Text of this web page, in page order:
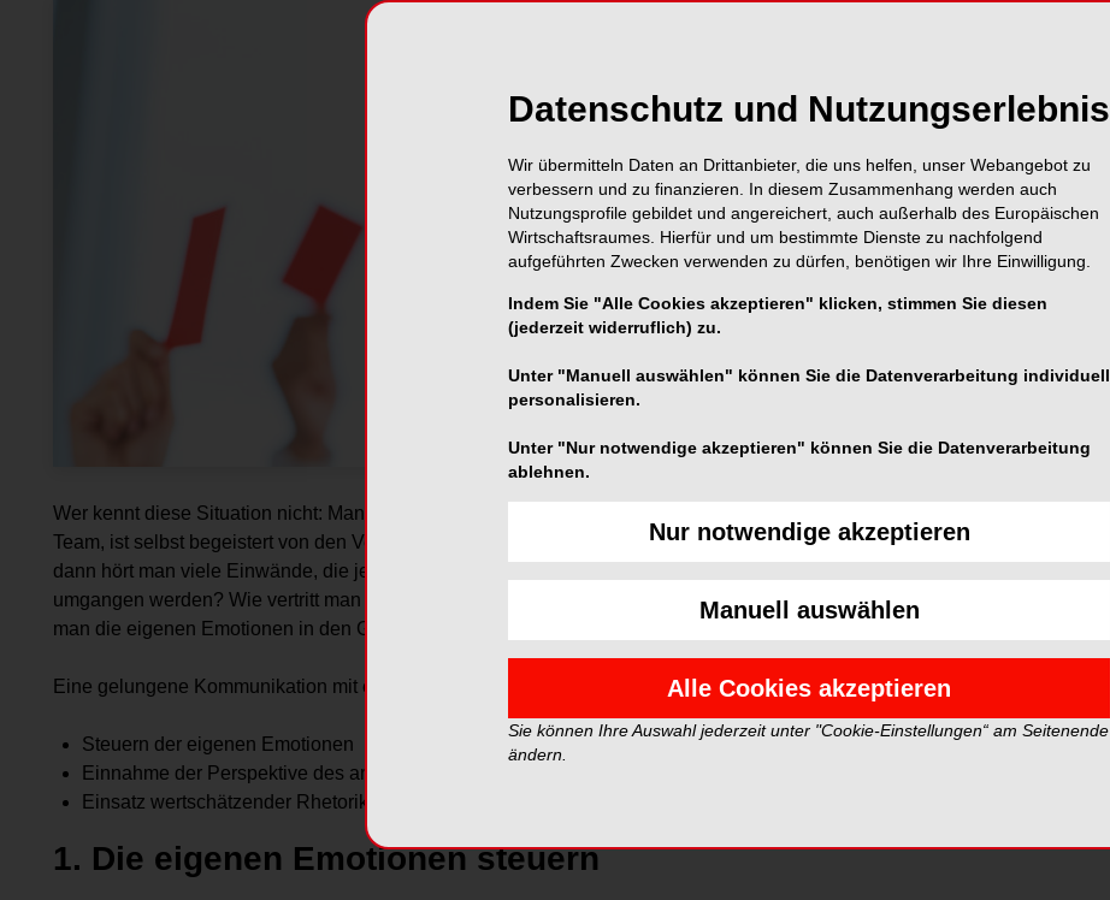
Wer kennt diese Situation nicht: Man hat als Praxisinhaber eine neue Idee, weiß um deren Vorteile für das ganze
Team, ist selbst begeistert von den Verbesserungen, die damit einhergehen, und stellt diese überzeugt vor. Doch
dann hört man viele Einwände, die jeweils mit der Formulierung „Ja, aber …“ beginnen. Wie kann damit
umgangen werden? Wie vertritt man den eigenen Standpunkt, ohne den Gegenüber zu überrumpeln? Wie kann
man die eigenen Emotionen in den Griff kriegen? Der folgende Beitrag gibt dafür einige Tipps.
Eine gelungene Kommunikation mit einem Mitarbeiter setzt drei Dinge voraus:
Steuern der eigenen Emotionen
Einnahme der Perspektive des anderen
Einsatz wertschätzender Rhetorik
1. Die eigenen Emotionen steuern
Datenschutz und Nutzungserlebnis
Wir übermitteln Daten an Drittanbieter, die uns helfen, unser Webangebot zu
verbessern und zu finanzieren. In diesem Zusammenhang werden auch
Nutzungsprofile gebildet und angereichert, auch außerhalb des Europäischen
Wirtschaftsraumes. Hierfür und um bestimmte Dienste zu nachfolgend
aufgeführten Zwecken verwenden zu dürfen, benötigen wir Ihre Einwilligung.
Indem Sie "Alle Cookies akzeptieren" klicken, stimmen Sie diesen
(jederzeit widerruflich) zu.
Unter "Manuell auswählen" können Sie die Datenverarbeitung individuell
personalisieren.
Unter "Nur notwendige akzeptieren" können Sie die Datenverarbeitung
ablehnen.
Nur notwendige akzeptieren
Manuell auswählen
Alle Cookies akzeptieren
Sie können Ihre Auswahl jederzeit unter "Cookie-Einstellungen“ am Seitenende
ändern.